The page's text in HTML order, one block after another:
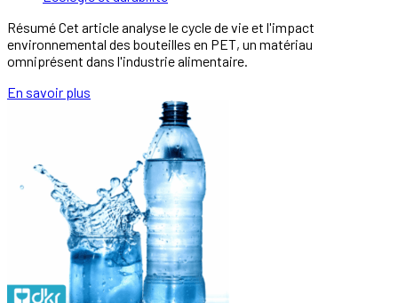
Résumé Cet article analyse le cycle de vie et l'impact
environnemental des bouteilles en PET, un matériau
omniprésent dans l'industrie alimentaire.
En savoir plus